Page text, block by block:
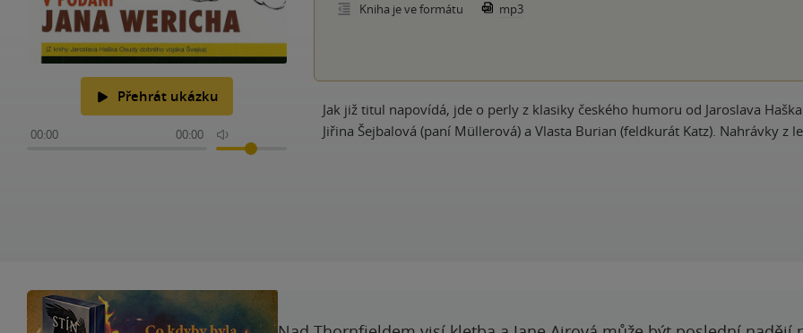
Přehrát ukázku
00:00 00:00
Kniha je ve formátu
mp3
Jak již titul napovídá, jde o perly z klasiky českého humoru od Jaroslava
Jiřina Šejbalová (paní Müllerová) a Vlasta Burian (feldkurát Katz). Nahrávky z